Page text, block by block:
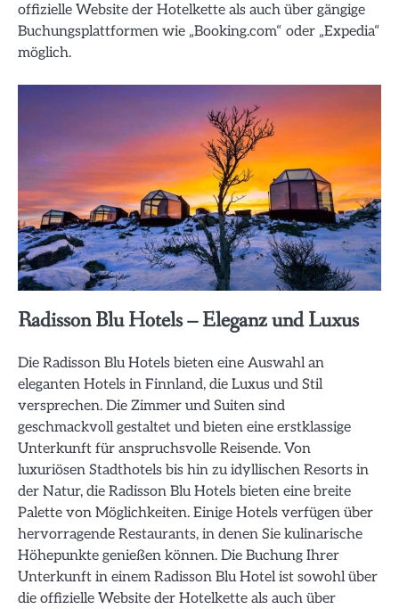
offizielle Website der Hotelkette als auch über gängige
Buchungsplattformen wie „Booking.com“ oder „Expedia“
möglich.
Radisson Blu Hotels – Eleganz und Luxus
Die Radisson Blu Hotels bieten eine Auswahl an
eleganten Hotels in Finnland, die Luxus und Stil
versprechen. Die Zimmer und Suiten sind
geschmackvoll gestaltet und bieten eine erstklassige
Unterkunft für anspruchsvolle Reisende. Von
luxuriösen Stadthotels bis hin zu idyllischen Resorts in
der Natur, die Radisson Blu Hotels bieten eine breite
Palette von Möglichkeiten. Einige Hotels verfügen über
hervorragende Restaurants, in denen Sie kulinarische
Höhepunkte genießen können. Die Buchung Ihrer
Unterkunft in einem Radisson Blu Hotel ist sowohl über
die offizielle Website der Hotelkette als auch über